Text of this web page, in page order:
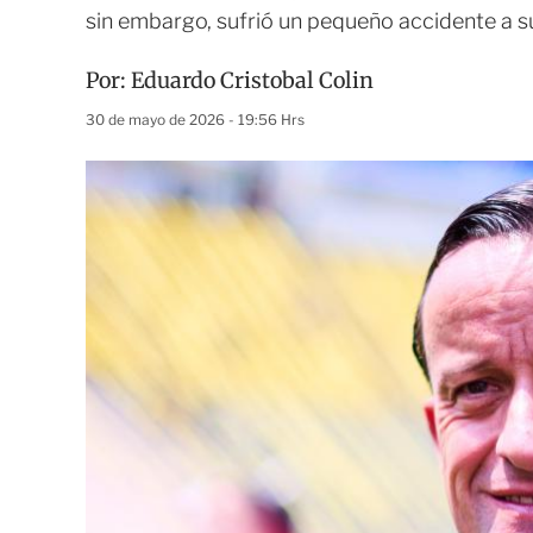
sin embargo, sufrió un pequeño accidente a
Por: Eduardo Cristobal Colin
30 de mayo de 2026 - 19:56 Hrs